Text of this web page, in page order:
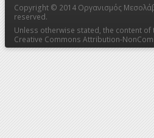
Copyright © 2014 Οργανισμός
reserved.
Unless otherwise stated, the content
Creative Commons Attribution-